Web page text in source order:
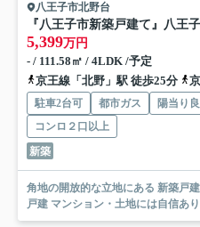
八王子市北野台
5,399万円
- / 111.58㎡ / 4LDK /予定
京王線「北野」駅 徒歩25分
駐車2台可 都市ガス 陽当り
コンロ２口以上
新築
角地の開放的な立地にある 新築戸建てです。 八王子の